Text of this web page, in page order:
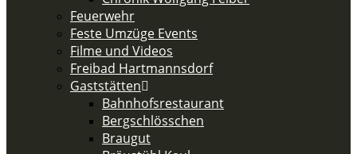
Feuerwehr
Feste Umzüge Events
Filme und Videos
Freibad Hartmannsdorf
Gaststätten
Bahnhofsrestaurant
Bergschlösschen
Braugut